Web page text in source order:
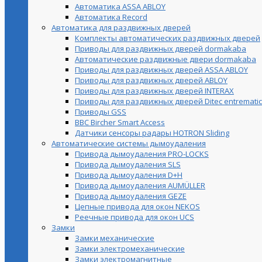
Автоматика ASSA ABLOY
Автоматика Record
Автоматика для раздвижных дверей
Комплекты автоматических раздвижных дверей
Приводы для раздвижных дверей dormakaba
Автоматические раздвижные двери dormakaba
Приводы для раздвижных дверей ASSA ABLOY
Приводы для раздвижных дверей ABLOY
Приводы для раздвижных дверей INTERAX
Приводы для раздвижных дверей Ditec entrematic
Приводы GSS
BBC Bircher Smart Access
Датчики сенсоры радары HOTRON Sliding
Автоматические системы дымоудаления
Привода дымоудаления PRO-LOCKS
Привода дымоудаления SLS
Привода дымоудаления D+H
Привода дымоудаления AUMÜLLER
Привода дымоудаления GEZE
Цепные привода для окон NEKOS
Реечные привода для окон UСS
Замки
Замки механические
Замки электромеханические
Замки электромагнитные